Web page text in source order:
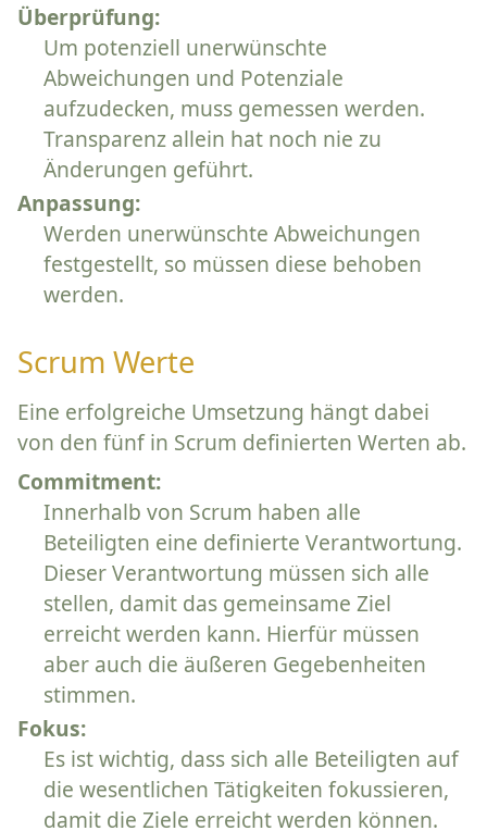
Überprüfung:
Um potenziell unerwünschte
Abweichungen und Potenziale
aufzudecken, muss gemessen werden.
Transparenz allein hat noch nie zu
Änderungen geführt.
Anpassung:
Werden unerwünschte Abweichungen
festgestellt, so müssen diese behoben
werden.
Scrum Werte
Eine erfolgreiche Umsetzung hängt dabei
von den fünf in Scrum definierten Werten ab.
Commitment:
Innerhalb von Scrum haben alle
Beteiligten eine definierte Verantwortung.
Dieser Verantwortung müssen sich alle
stellen, damit das gemeinsame Ziel
erreicht werden kann. Hierfür müssen
aber auch die äußeren Gegebenheiten
stimmen.
Fokus:
Es ist wichtig, dass sich alle Beteiligten auf
die wesentlichen Tätigkeiten fokussieren,
damit die Ziele erreicht werden können.